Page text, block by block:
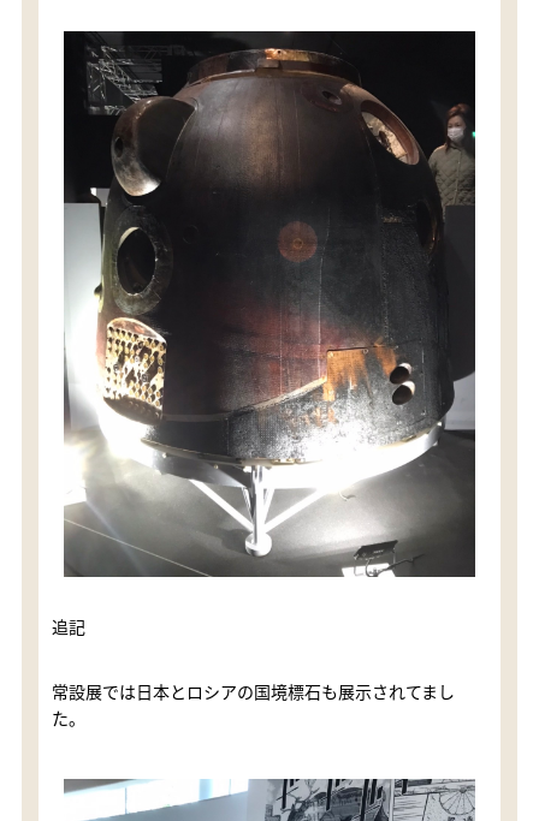
追記
常設展では日本とロシアの国境標石も展示されてまし
た。